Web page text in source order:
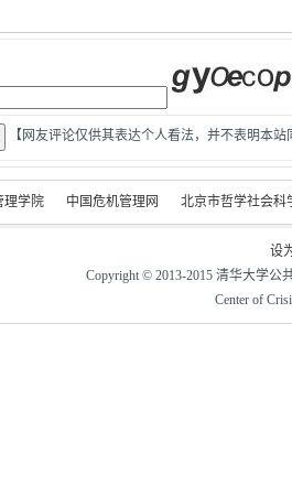
【网友评论仅供其表达个人看法，并不表明本
理学院 中国危机管理网 北京市哲学社会科
设
Copyright © 2013-2015 清华大学公
Center of